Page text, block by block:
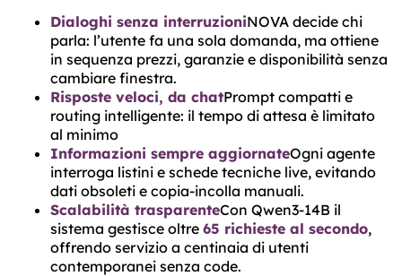
Dialoghi senza interruzioniNOVA decide chi
parla: l’utente fa una sola domanda, ma ottiene
in sequenza prezzi, garanzie e disponibilità senza
cambiare finestra.
Risposte veloci, da chatPrompt compatti e
routing intelligente: il tempo di attesa è limitato
al minimo
Informazioni sempre aggiornateOgni agente
interroga listini e schede tecniche live, evitando
dati obsoleti e copia-incolla manuali.
Scalabilità trasparenteCon Qwen3-14B il
sistema gestisce oltre 65 richieste al secondo,
offrendo servizio a centinaia di utenti
contemporanei senza code.